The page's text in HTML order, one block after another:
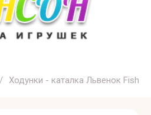
/ Ходунки - каталка Львенок Fisher